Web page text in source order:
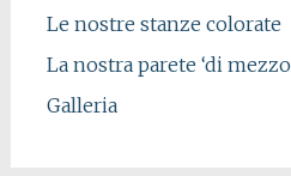
Le nostre stanze colorate
La nostra parete ‘di
Galleria